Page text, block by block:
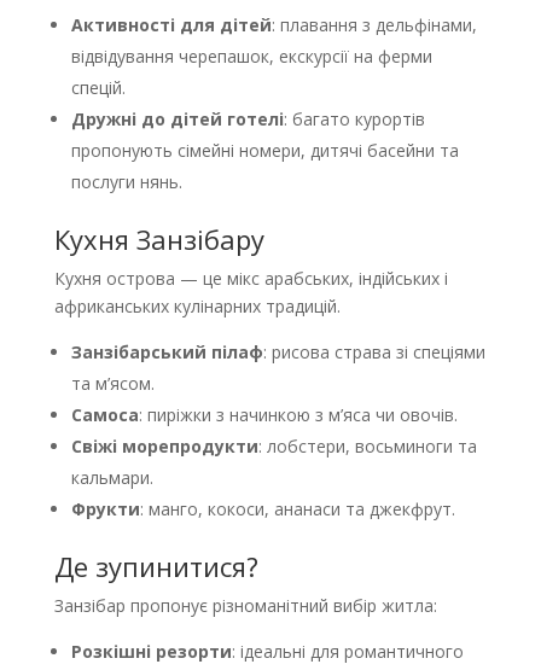
Активності для дітей: плавання з дельфінами,
відвідування черепашок, екскурсії на ферми
спецій.
Дружні до дітей готелі: багато курортів
пропонують сімейні номери, дитячі басейни та
послуги нянь.
Кухня Занзібару
Кухня острова — це мікс арабських, індійських і
африканських кулінарних традицій.
Занзібарський пілаф: рисова страва зі спеціями
та м’ясом.
Самоса: пиріжки з начинкою з м’яса чи овочів.
Свіжі морепродукти: лобстери, восьминоги та
кальмари.
Фрукти: манго, кокоси, ананаси та джекфрут.
Де зупинитися?
Занзібар пропонує різноманітний вибір житла:
Розкішні резорти: ідеальні для романтичного